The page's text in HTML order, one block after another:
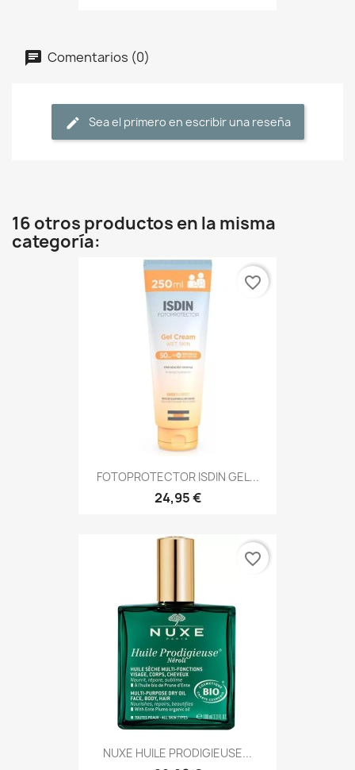
Comentarios (0)
Sea el primero en escribir una reseña
16 otros productos en la misma
categoría:
FOTOPROTECTOR ISDIN GEL...
24,95 €
favorite_border
NUXE HUILE PRODIGIEUSE...
favorite_border